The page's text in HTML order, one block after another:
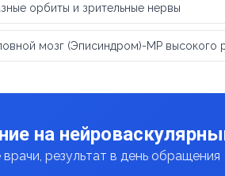
орбиты и зрительные нервы
мозг (Эписиндром)-МР высокого
на
результат в день обращения